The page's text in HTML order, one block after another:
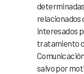
relacionados
interesados
tratamiento
salvo por